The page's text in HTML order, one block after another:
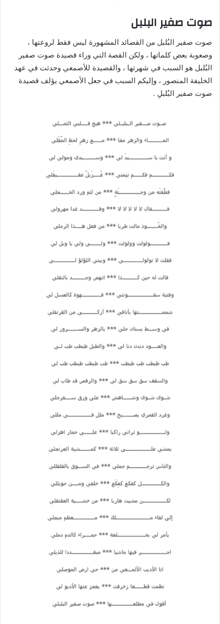
صوت صفير البلبل
صوت صفير البُلبل من القصائد المشهورة ليس فقط لروعتها ،
وصعوبة بعض كلماتها ، ولكن القصة التي وراء قصيدة صوت صفير
البُلبل هو السبب في شهرتها ، والقصيدة للأصمعي وحدثت في عهد
الخليفة المنصور ، وإليكم السبب في جعل الأصمعي يؤلف قصيدة
صوت صفير البُلبلِ .